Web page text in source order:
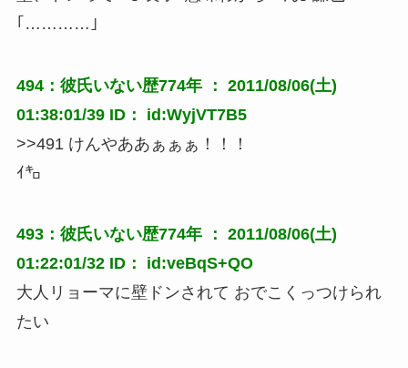
｢…………｣
494：彼氏いない歴774年 ： 2011/08/06(土)
01:38:01/39 ID： id:WyjVT7B5
>>491 けんやああぁぁぁ！！！
ｲ㌔
493：彼氏いない歴774年 ： 2011/08/06(土)
01:22:01/32 ID： id:veBqS+QO
大人リョーマに壁ドンされて おでこくっつけられ
たい